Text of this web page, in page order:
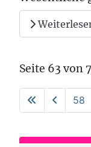
Seite 63 von
58